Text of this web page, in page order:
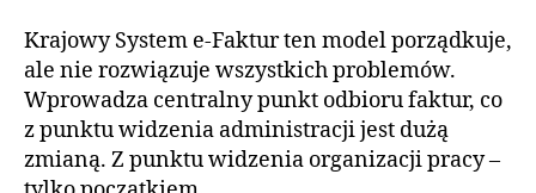
Krajowy System e-Faktur ten model porządkuje,
ale nie rozwiązuje wszystkich problemów.
Wprowadza centralny punkt odbioru faktur, co
z punktu widzenia administracji jest dużą
zmianą. Z punktu widzenia organizacji pracy –